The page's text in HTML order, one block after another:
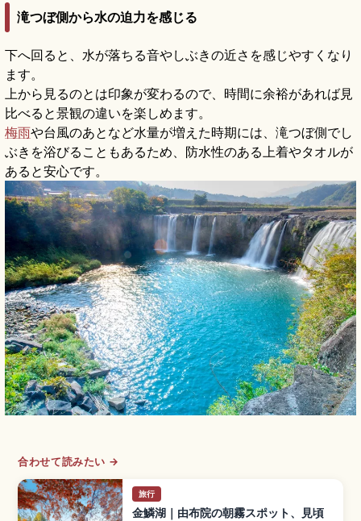
滝つぼ側から水の迫力を感じる
下へ回ると、水が落ちる音やしぶきの近さを感じやすくなり
ます。
上から見るのとは印象が変わるので、時間に余裕があれば見
比べると景観の違いを楽しめます。
梅雨や台風のあとなど水量が増えた時期には、滝つぼ側でし
ぶきを浴びることもあるため、防水性のある上着やタオルが
あると安心です。
合わせて読みたい →
旅行
金鱗湖｜由布院の朝霧スポット、見頃